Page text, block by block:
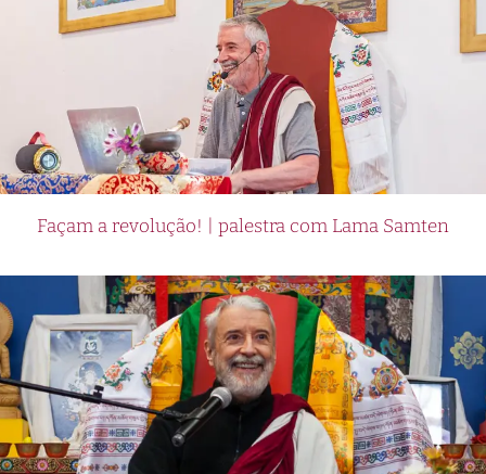
Façam a revolução! | palestra com Lama Samten